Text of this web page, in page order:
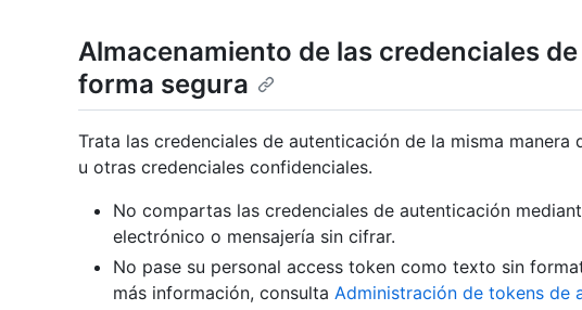
Almacenamiento de las credenciales
forma segura
Trata las credenciales de autenticación de la misma manera
u otras credenciales confidenciales.
No compartas las credenciales de autenticación
electrónico o mensajería sin cifrar.
No pase su personal access token como texto sin
más información, consulta Administración de tokens de